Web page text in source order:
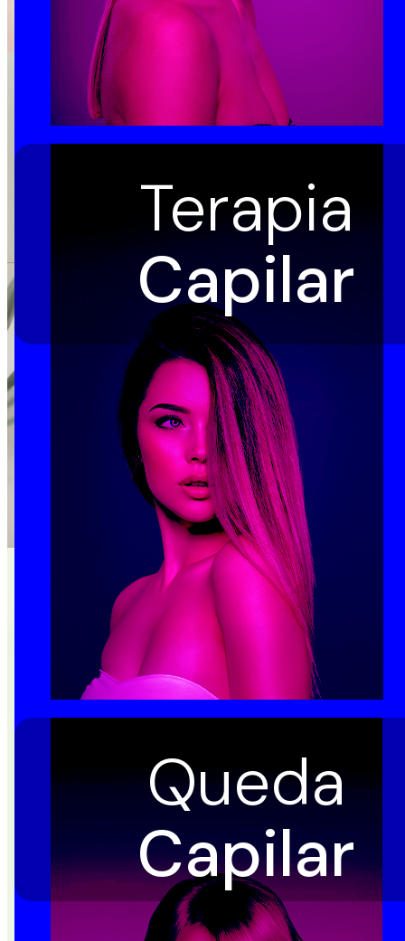
Terapia
Capilar
Queda
Capilar